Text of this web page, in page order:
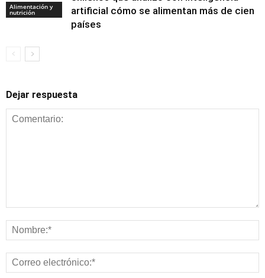
Alimentación y
nutrición
artificial cómo se alimentan más de cien
países
Dejar respuesta